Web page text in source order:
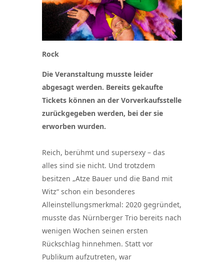
Rock
Die Veranstaltung musste leider
abgesagt werden. Bereits gekaufte
Tickets können an der Vorverkaufsstelle
zurückgegeben werden, bei der sie
erworben wurden.
Reich, berühmt und supersexy – das
alles sind sie nicht. Und trotzdem
besitzen „Atze Bauer und die Band mit
Witz“ schon ein besonderes
Alleinstellungsmerkmal: 2020 gegründet,
musste das Nürnberger Trio bereits nach
wenigen Wochen seinen ersten
Rückschlag hinnehmen. Statt vor
Publikum aufzutreten, war